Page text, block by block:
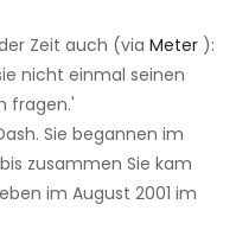
Zeit auch (via Meter ):
nicht einmal seinen
fragen.'
Sie begannen im
zusammen Sie kam
im August 2001 im